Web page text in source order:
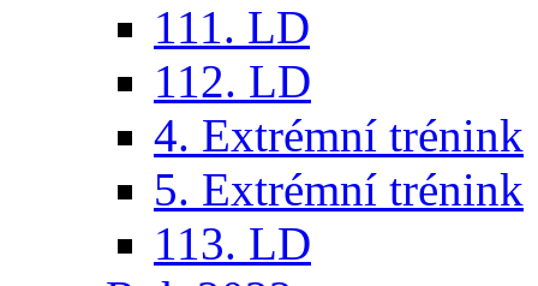
111. LD
112. LD
4. Extrémní trénink
5. Extrémní trénink
113. LD